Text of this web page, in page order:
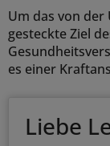
Um das von der
gesteckte Ziel
es einer
Liebe